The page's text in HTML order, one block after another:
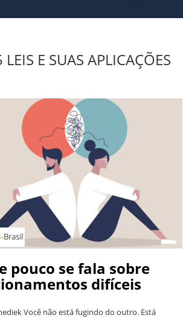
E SUAS APLICAÇÕES
pouco se fala sobre
difíceis
Você não está fugindo do outro. Está